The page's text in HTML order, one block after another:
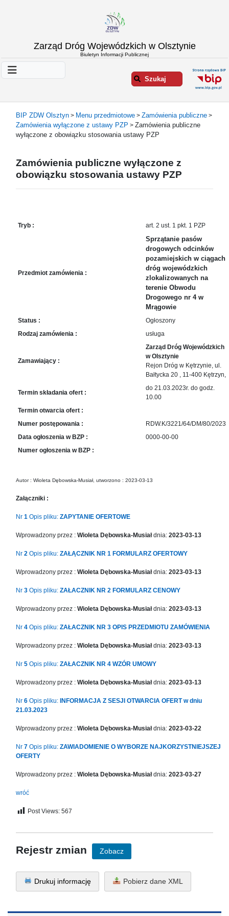
Zarząd Dróg Wojewódzkich w Olsztynie
Biuletyn Informacji Publicznej
Szukaj
Informacje
o
drogach
raporty
komunikacji
sprawę
Zamówienia
osobowych
dostępności
Hierarchic
Categories
Version
Atakan
Docs:
category-
wp-
plugin.html
Active
KANE
BIP ZDW Olsztyn > Menu przedmiotowe > Zamówienia publiczne >
Zamówienia wyłączone z ustawy PZP > Zamówienia publiczne
wyłączone z obowiązku stosowania ustawy PZP
Zamówienia publiczne wyłączone z
obowiązku stosowania ustawy PZP
Tryb : art. 2 ust. 1 pkt. 1 PZP
Przedmiot zamówienia :
Sprzątanie pasów
drogowych odcinków
pozamiejskich w ciągach
dróg wojewódzkich
zlokalizowanych na
terenie Obwodu
Drogowego nr 4 w
Mrągowie
Status :
Ogłoszony
Rodzaj zamówienia :
usługa
Zamawiający :
Zarząd Dróg Wojewódzkich
w Olsztynie
Rejon Dróg w Kętrzynie, ul.
Bałtycka 20 , 11-400 Kętrzyn,
Termin składania ofert :
do 21.03.2023r. do godz.
10.00
Termin otwarcia ofert :
Numer postępowania :
RDW.K/3221/64/DM/80/2023
Data ogłoszenia w BZP :
0000-00-00
Numer ogłoszenia w BZP :
Autor : Wioleta Dębowska-Musiał, utworzono : 2023-03-13
Załączniki :
Nr 1 Opis pliku: ZAPYTANIE OFERTOWE
Wprowadzony przez : Wioleta Dębowska-Musiałdnia: 2023-03-13
Nr 2 Opis pliku: ZAŁĄCZNIK NR 1 FORMULARZ OFERTOWY
Wprowadzony przez : Wioleta Dębowska-Musiałdnia: 2023-03-13
Nr 3 Opis pliku: ZAŁACZNIK NR 2 FORMULARZ CENOWY
Wprowadzony przez : Wioleta Dębowska-Musiałdnia: 2023-03-13
Nr 4 Opis pliku: ZAŁACZNIK NR 3 OPIS PRZEDMIOTU ZAMÓWIENIA
Wprowadzony przez : Wioleta Dębowska-Musiałdnia: 2023-03-13
Nr 5 Opis pliku: ZAŁACZNIK NR 4 WZÓR UMOWY
Wprowadzony przez : Wioleta Dębowska-Musiałdnia: 2023-03-13
Nr 6 Opis pliku: INFORMACJA Z SESJI OTWARCIA OFERT w dniu
21.03.2023
Wprowadzony przez : Wioleta Dębowska-Musiałdnia: 2023-03-22
Nr 7 Opis pliku: ZAWIADOMIENIE O WYBORZE NAJKORZYSTNIEJSZEJ
OFERTY
Wprowadzony przez : Wioleta Dębowska-Musiałdnia: 2023-03-27
wróć
Post Views: 567
Rejestr zmian Zobacz
Drukuj informację Pobierz dane XML